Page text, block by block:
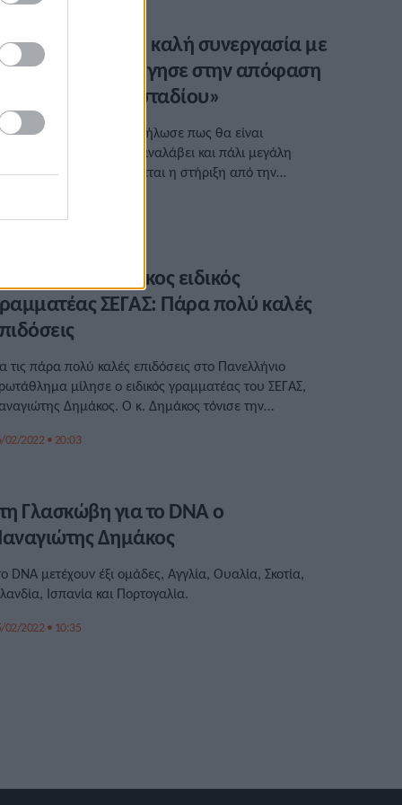
Καραμαρίνοφ: «Η καλή συνεργασία με
τον ΣΕΓΑΣ μας οδήγησε στην απόφαση
εξοπλισμού ενός σταδίου»
Ντόμπρι Καραμαρίνοφ δήλωσε πως θα είναι
αν η Ελλάδα αναλάβει και πάλι μεγάλη
και ότι χρειάζεται η στήριξη από την
Παναγιώτης Δημάκος ειδικός
ΣΕΓΑΣ: Πάρα πολύ καλές
τις πάρα πολύ καλές επιδόσεις στο Πανελλήνιο
μίλησε ο ειδικός γραμματέας του ΣΕΓΑΣ,
Δημάκος. Ο κ. Δημάκος τόνισε την
είπε «καταφέραμε να κάνουμε πάρα πολλά
02/2022 • 20:03
Γλασκώβη για το DNA ο
Δημάκος
DNA μετέχουν έξι ομάδες, Αγγλία, Ουαλία, Σκοτία,
Ισπανία και Πορτογαλία.
02/2022 • 10:35